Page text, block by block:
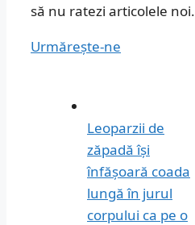
să nu ratezi articolele noi.
Urmărește-ne
Leoparzii de
zăpadă își
înfășoară coada
lungă în jurul
corpului ca pe o